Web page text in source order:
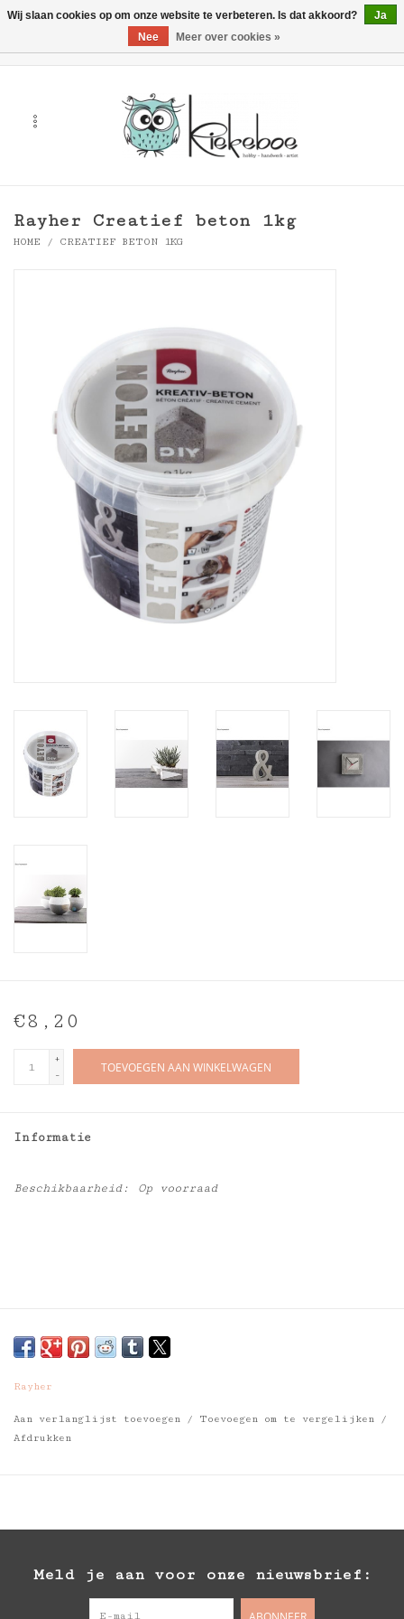
Handwerk & Textiel
Workshops
Inlijsting
Springkasteel
Rayher Creatief beton 1kg
HOME / CREATIEF BETON 1KG
€8,20
+
-
TOEVOEGEN AAN WINKELWAGEN
Informatie
Beschikbaarheid: Op voorraad
Rayher
Aan verlanglijst toevoegen / Toevoegen om te vergelijken
/
Afdrukken
Meld je aan voor onze nieuwsbrief:
Wij slaan cookies op om onze website te verbeteren. Is dat akkoord?
Ja
Nee
Meer over cookies »